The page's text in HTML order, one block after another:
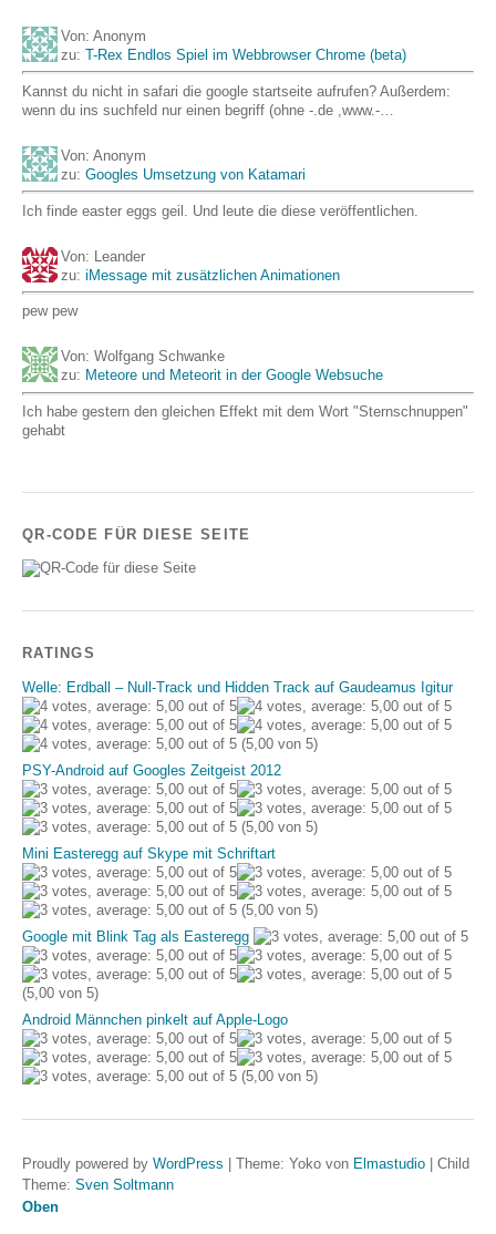
Von: Anonym
zu: T-Rex Endlos Spiel im Webbrowser Chrome (beta)
Kannst du nicht in safari die google startseite aufrufen? Außerdem:
wenn du ins suchfeld nur einen begriff (ohne -.de ,www.-…
Von: Anonym
zu: Googles Umsetzung von Katamari
Ich finde easter eggs geil. Und leute die diese veröffentlichen.
Von: Leander
zu: iMessage mit zusätzlichen Animationen
pew pew
Von: Wolfgang Schwanke
zu: Meteore und Meteorit in der Google Websuche
Ich habe gestern den gleichen Effekt mit dem Wort "Sternschnuppen"
gehabt
QR-CODE FÜR DIESE SEITE
RATINGS
Welle: Erdball – Null-Track und Hidden Track auf Gaudeamus Igitur
(5,00 von 5)
PSY-Android auf Googles Zeitgeist 2012
(5,00 von 5)
Mini Easteregg auf Skype mit Schriftart
(5,00 von 5)
Google mit Blink Tag als Easteregg
(5,00 von 5)
Android Männchen pinkelt auf Apple-Logo
(5,00 von 5)
Proudly powered by WordPress Theme: Yoko von Elmastudio
Child
Theme: Sven Soltmann
Oben